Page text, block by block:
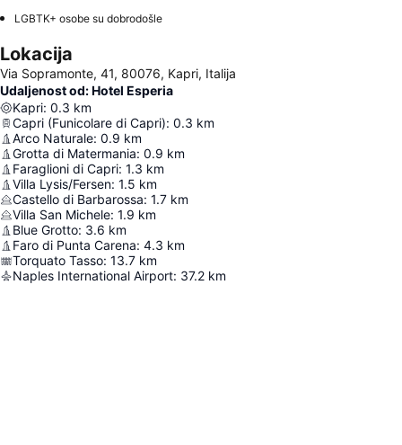
LGBTK+ osobe su dobrodošle
Lokacija
Via Sopramonte, 41, 80076, Kapri, Italija
Udaljenost od: Hotel Esperia
Kapri: 0.3 km
Capri (Funicolare di Capri): 0.3 km
Arco Naturale: 0.9 km
Grotta di Matermania: 0.9 km
Faraglioni di Capri: 1.3 km
Villa Lysis/Fersen: 1.5 km
Castello di Barbarossa: 1.7 km
Villa San Michele: 1.9 km
Blue Grotto: 3.6 km
Faro di Punta Carena: 4.3 km
Torquato Tasso: 13.7 km
Naples International Airport: 37.2 km